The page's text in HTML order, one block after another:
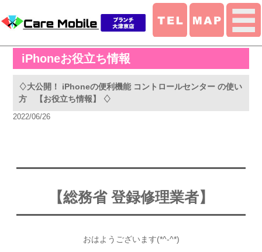
iPhoneお役立ち情報
♢大公開！ iPhoneの便利機能 コントロールセンター の使い
方 【お役立ち情報】 ♢
2022/06/26
【総務省 登録修理業者】
おはようございます(*^-^*)